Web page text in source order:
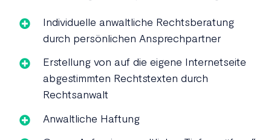
Individuelle anwaltliche Rechtsberatung
durch persönlichen Ansprechpartner
Erstellung von auf die eigene Internetseite
abgestimmten Rechtstexten durch
Rechtsanwalt
Anwaltliche Haftung